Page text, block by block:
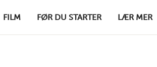
FILM FØR DU STARTER LÆR MER